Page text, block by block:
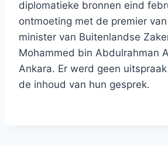
diplomatieke bronnen eind
ontmoeting met de premier
minister van Buitenlandse
Mohammed bin Abdulrahman
Ankara. Er werd geen
de inhoud van hun gesprek.